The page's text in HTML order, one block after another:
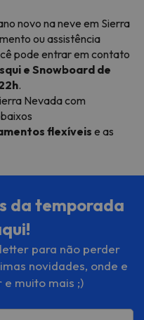
novo na neve em Sierra
ou assistência
pode entrar em contato
e Snowboard de
.
Nevada com
flexíveis e as
da temporada
para não perder
novidades, onde e
e muito mais ;)